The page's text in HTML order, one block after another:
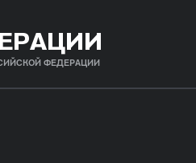
ФЕДЕРАЦИИ